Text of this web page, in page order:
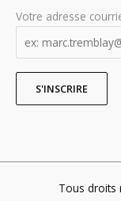
Votre adresse
Tous droits